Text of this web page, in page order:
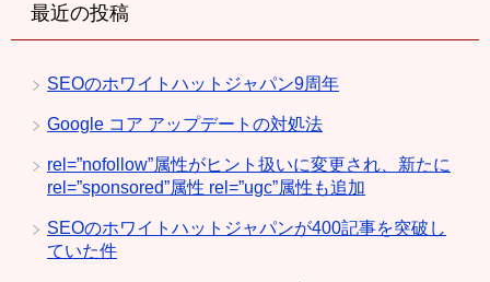
最近の投稿
SEOのホワイトハットジャパン9周年
Google コア アップデートの対処法
rel=”nofollow”属性がヒント扱いに変更され、新たに
rel=”sponsored”属性 rel=”ugc”属性も追加
SEOのホワイトハットジャパンが400記事を突破し
ていた件